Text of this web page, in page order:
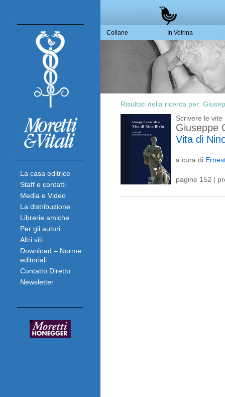
La casa editrice
Staff e contatti
Media e Video
La distribuzione
Librerie amiche
Per gli autori
Altri siti
Download – Norme
editoriali
Contatto Diretto
Newsletter
Collane In Vetrina
Risultati della ricerca per:
Scrivere le vite
Giuseppe
Vita di
a cura di
pagine 152 |